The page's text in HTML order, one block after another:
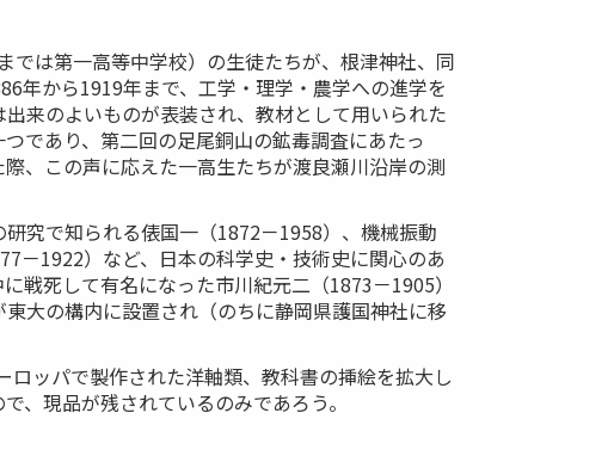
は第一高等中学校）の生徒たちが、根津神社、同
年から1919年まで、工学・理学・農学への進学を
来のよいものが表装され、教材として用いられた
であり、第二回の足尾銅山の鉱毒調査にあたっ
、この声に応えた一高生たちが渡良瀬川沿岸の測
究で知られる俵国一（1872－1958）、機械振動
－1922）など、日本の科学史・技術史に関心のあ
戦死して有名になった市川紀元二（1873－1905）
大の構内に設置され（のちに静岡県護国神社に移
ッパで製作された洋軸類、教科書の挿絵を拡大し
、現品が残されているのみであろう。